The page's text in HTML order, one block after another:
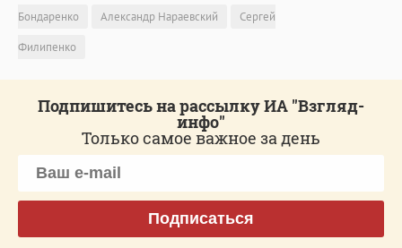
Бондаренко
Александр Нараевский
Сергей
Филипенко
Подпишитесь на рассылку ИА "Взгляд-
инфо"
Только самое важное за день
Подписаться